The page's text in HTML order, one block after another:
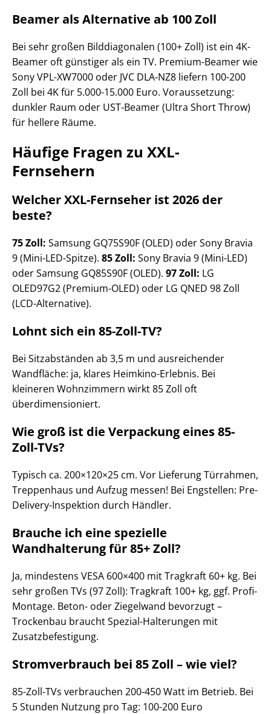
Beamer als Alternative ab 100 Zoll
Bei sehr großen Bilddiagonalen (100+ Zoll) ist ein 4K-
Beamer oft günstiger als ein TV. Premium-Beamer wie
Sony VPL-XW7000 oder JVC DLA-NZ8 liefern 100-200
Zoll bei 4K für 5.000-15.000 Euro. Voraussetzung:
dunkler Raum oder UST-Beamer (Ultra Short Throw)
für hellere Räume.
Häufige Fragen zu XXL-
Fernsehern
Welcher XXL-Fernseher ist 2026 der
beste?
75 Zoll: Samsung GQ75S90F (OLED) oder Sony Bravia
9 (Mini-LED-Spitze). 85 Zoll: Sony Bravia 9 (Mini-LED)
oder Samsung GQ85S90F (OLED). 97 Zoll: LG
OLED97G2 (Premium-OLED) oder LG QNED 98 Zoll
(LCD-Alternative).
Lohnt sich ein 85-Zoll-TV?
Bei Sitzabständen ab 3,5 m und ausreichender
Wandfläche: ja, klares Heimkino-Erlebnis. Bei
kleineren Wohnzimmern wirkt 85 Zoll oft
überdimensioniert.
Wie groß ist die Verpackung eines 85-
Zoll-TVs?
Typisch ca. 200×120×25 cm. Vor Lieferung Türrahmen,
Treppenhaus und Aufzug messen! Bei Engstellen: Pre-
Delivery-Inspektion durch Händler.
Brauche ich eine spezielle
Wandhalterung für 85+ Zoll?
Ja, mindestens VESA 600×400 mit Tragkraft 60+ kg. Bei
sehr großen TVs (97 Zoll): Tragkraft 100+ kg, ggf. Profi-
Montage. Beton- oder Ziegelwand bevorzugt –
Trockenbau braucht Spezial-Halterungen mit
Zusatzbefestigung.
Stromverbrauch bei 85 Zoll – wie viel?
85-Zoll-TVs verbrauchen 200-450 Watt im Betrieb. Bei
5 Stunden Nutzung pro Tag: 100-200 Euro